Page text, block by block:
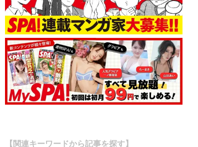
【関連キーワードから記事を探す】